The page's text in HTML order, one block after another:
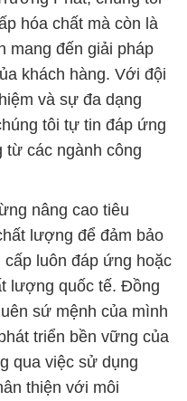
hóa chất mà còn là
mang đến giải pháp
khách hàng. Với đội
và sự đa dạng
tôi tự tin đáp ứng
từ các ngành công
nâng cao tiêu
lượng để đảm bảo
cấp luôn đáp ứng hoặc
lượng quốc tế. Đồng
sứ mệnh của mình
triển bền vững của
qua việc sử dụng
thiện với môi